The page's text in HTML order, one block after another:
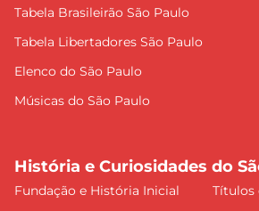
Tabela Brasileirão São Paulo
Tabela Libertadores São Paulo
Elenco do São Paulo
Músicas do São Paulo
História e Curiosidades do
Fundação e História Inicial
Títulos